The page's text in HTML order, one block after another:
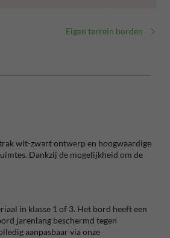
Eigen terrein borden
wit-zwart ontwerp en hoogwaardige
Dankzij de mogelijkheid om de
in klasse 1 of 3. Het bord heeft een
jarenlang beschermd tegen
aanpasbaar via onze